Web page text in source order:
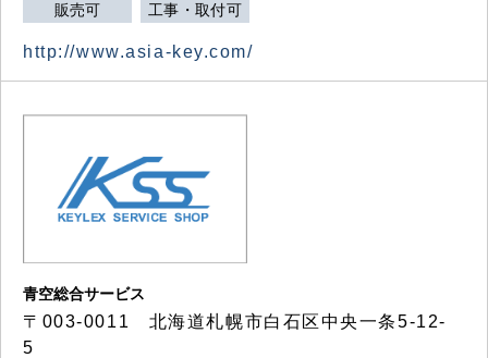
販売可 工事・取付可
http://www.asia-key.com/
青空総合サービス
〒003-0011 北海道札幌市白石区中央一条5-12-
5